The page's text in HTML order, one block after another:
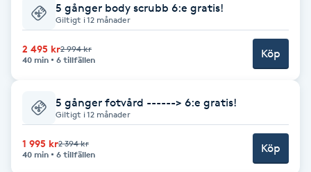
Blowout
Bottenfärg
Brynformning
Brynfärgning
5 gånger body scrubb 6:e gratis!
Giltigt i 12 månader
2 495 kr2 994 kr
40 min
6 tillfällen Köp
5 gånger fotvård ------> 6:e gratis!
Giltigt i 12 månader
1 995 kr2 394 kr
40 min
6 tillfällen Köp